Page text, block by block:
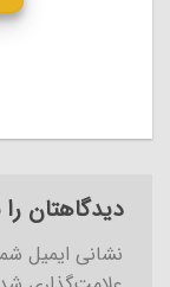
دیدگاهتان
نشانی ایمیل